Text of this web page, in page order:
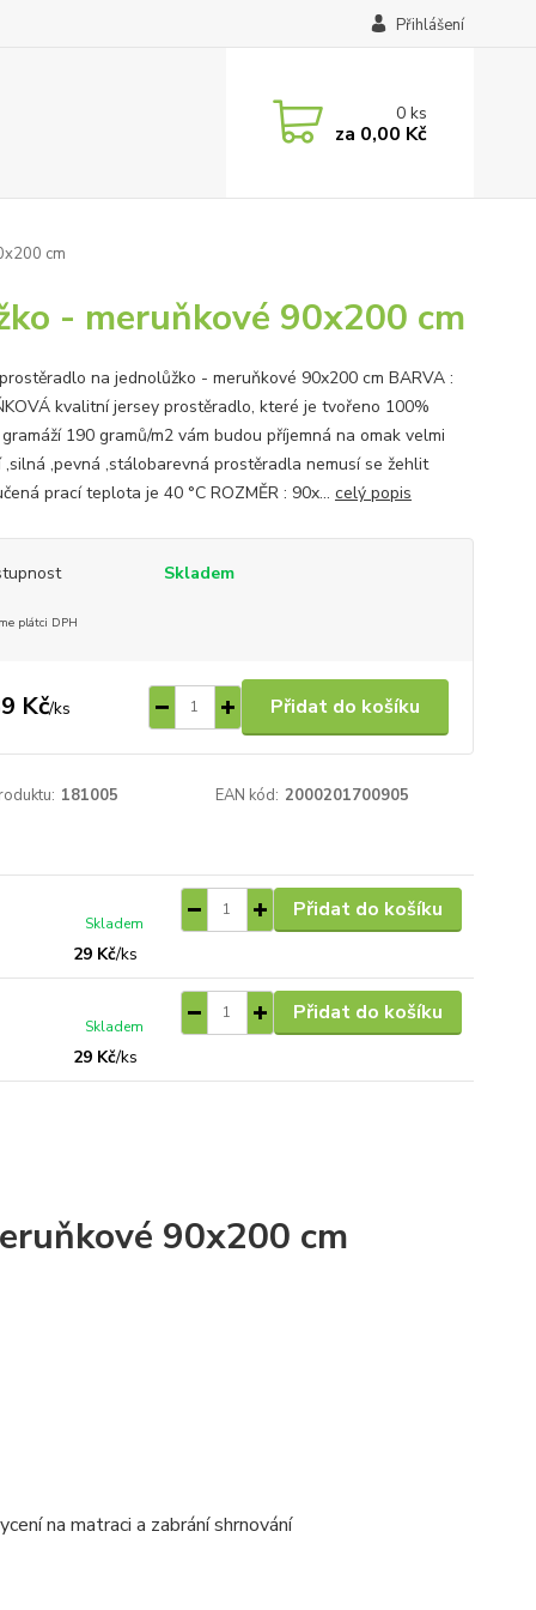
Přihlášení
0ks
za 0,00 Kč
cm
- meruňkové 90x200 cm
na jednolůžko - meruňkové 90x200 cm BARVA :
kvalitní jersey prostěradlo, které je tvořeno 100%
190 gramů/m2 vám budou příjemná na omak velmi
,pevná ,stálobarevná prostěradla nemusí se žehlit
prací teplota je 40 °C ROZMĚR : 90x... celý popis
Skladem
plátci DPH
Kč/ks Přidat do košíku
181005 EAN kód: 2000201700905
29 Kč/ks
Skladem
Přidat do košíku
29 Kč/ks
Skladem
Přidat do košíku
90x200 cm
na matraci a zabrání shrnování